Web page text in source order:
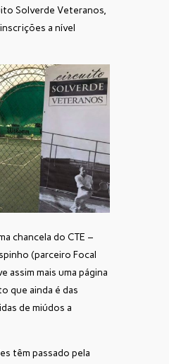
Solverde Veteranos,
a nível
chancela do CTE –
(parceiro Focal
assim mais uma página
que ainda é das
de miúdos a
têm passado pela